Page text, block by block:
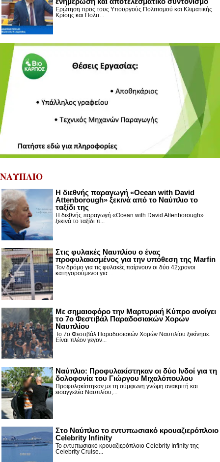
Ερώτηση προς τους Υπουργούς Πολιτισμού και Κλιματικής
Κρίσης και Πολιτ...
ΝΑΥΠΛΙΟ
Η διεθνής παραγωγή «Ocean with David
Attenborough» ξεκινά από το Ναύπλιο το
ταξίδι της
Η διεθνής παραγωγή «Ocean with David Attenborough»
ξεκινά το ταξίδι π...
Στις φυλακές Ναυπλίου ο ένας
προφυλακισμένος για την υπόθεση της Marfin
Τον δρόμο για τις φυλακές παίρνουν οι δύο 42χρονοι
κατηγορούμενοι για ...
Με σημαιοφόρο την Μαρτυρική Κύπρο ανοίγει
το 7ο Φεστιβάλ Παραδοσιακών Χορών
Ναυπλίου
Το 7ο Φεστιβάλ Παραδοσιακών Χορών Ναυπλίου ξεκίνησε.
Είναι πλέον γεγον...
Ναύπλιο: Προφυλακίστηκαν οι δύο Ινδοί για τη
δολοφονία του Γιώργου Μιχαλόπουλου
Προφυλακίστηκαν με τη σύμφωνη γνώμη ανακριτή και
εισαγγελέα Ναυπλίου,...
Στο Ναύπλιο το εντυπωσιακό κρουαζιερόπλοιο
Celebrity Infinity
Το εντυπωσιακό κρουαζιερόπλοιο Celebrity Infinity της
Celebrity Cruise...